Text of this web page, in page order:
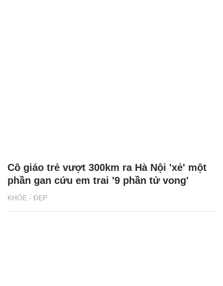
KHỎE - ĐẸP
Cô giáo trẻ vượt 300km ra Hà Nội 'xẻ' một
phần gan cứu em trai '9 phần tử vong'